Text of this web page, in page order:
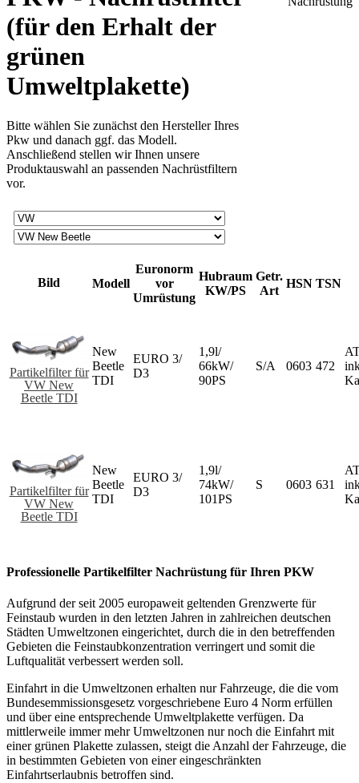
(für den Erhalt der
grünen
Umweltplakette)
Bitte wählen Sie zunächst den Hersteller Ihres
Pkw und danach ggf. das Modell.
Anschließend stellen wir Ihnen unsere
Produktauswahl an passenden Nachrüstfiltern
vor.
Bild Modell
Euronorm
vor
Umrüstung
Hubraum
KW/PS
Getr.
Art
HSN TSN
Partikelfilter für
VW New
Beetle TDI
New
Beetle
TDI
EURO 3/
D3
1,9l/
66kW/
90PS
S/A 0603 472
Partikelfilter für
VW New
Beetle TDI
New
Beetle
TDI
EURO 3/
D3
1,9l/
74kW/
101PS
S 0603 631
Professionelle Partikelfilter Nachrüstung für Ihren PKW
Aufgrund der seit 2005 europaweit geltenden Grenzwerte für
Feinstaub wurden in den letzten Jahren in zahlreichen deutschen
Städten Umweltzonen eingerichtet, durch die in den betreffenden
Gebieten die Feinstaubkonzentration verringert und somit die
Luftqualität verbessert werden soll.
Einfahrt in die Umweltzonen erhalten nur Fahrzeuge, die die vom
Bundesemmissionsgesetz vorgeschriebene Euro 4 Norm erfüllen
und über eine entsprechende Umweltplakette verfügen. Da
mittlerweile immer mehr Umweltzonen nur noch die Einfahrt mit
einer grünen Plakette zulassen, steigt die Anzahl der Fahrzeuge, die
in bestimmten Gebieten von einer eingeschränkten
Einfahrtserlaubnis betroffen sind.